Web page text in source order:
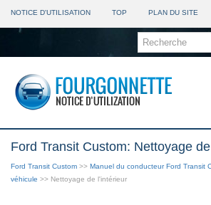
NOTICE D'UTILISATION TOP PLAN DU SITE
Ford Transit Custom: Nettoyage
Ford Transit Custom >> Manuel du conducteur Ford Transit
véhicule >> Nettoyage de l'intérieur